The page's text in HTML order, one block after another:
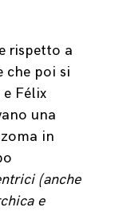
rispetto a
che poi si
e Félix
una
in
(anche
e